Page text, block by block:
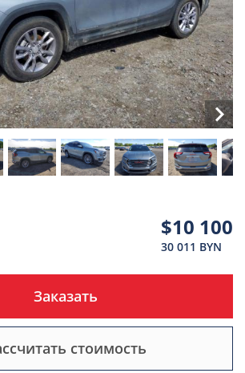
$10 100
30 011 BYN
Заказать
стоимость